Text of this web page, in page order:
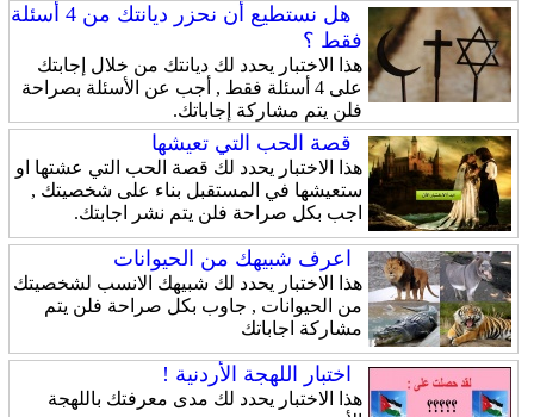
هل نستطيع أن نحزر ديانتك من 4 أسئلة
فقط ؟
هذا الاختبار يحدد لك ديانتك من خلال إجابتك
على 4 أسئلة فقط , أجب عن الأسئلة بصراحة
فلن يتم مشاركة إجاباتك.
قصة الحب التي تعيشها
هذا الاختبار يحدد لك قصة الحب التي عشتها او
ستعيشها في المستقبل بناء على شخصيتك ,
اجب بكل صراحة فلن يتم نشر اجابتك.
اعرف شبيهك من الحيوانات
هذا الاختبار يحدد لك شبيهك الانسب لشخصيتك
من الحيوانات , جاوب بكل صراحة فلن يتم
مشاركة اجاباتك
اختبار اللهجة الأردنية !
هذا الاختبار يحدد لك مدى معرفتك باللهجة